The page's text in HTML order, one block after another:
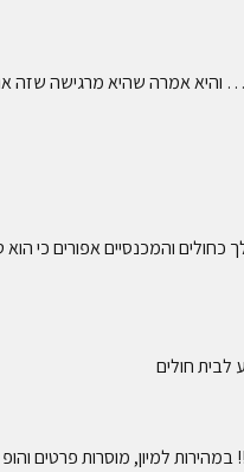
אמרה שהיא מרגישה שזה
והמכנסיים אפורים כי
לבית חולים
למיון, מוסרות פרטים